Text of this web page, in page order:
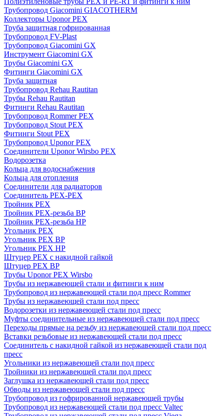
Трубопровод Giacomini GIACOTHERM
Коллекторы Uponor PEX
Труба защитная гофрированная
Трубопровод FV-Plast
Трубопровод Giacomini GX
Инструмент Giacomini GX
Трубы Giacomini GX
Фитинги Giacomini GX
Труба защитная
Трубопровод Rehau Rautitan
Трубы Rehau Rautitan
Фитинги Rehau Rautitan
Трубопровод Rommer PEX
Трубопровод Stout PEX
Фитинги Stout PEX
Трубопровод Uponor PEX
Соединители Uponor Wirsbo PEX
Водорозетка
Кольца для водоснабжения
Кольца для отопления
Соединители для радиаторов
Соединитель PEX-PEX
Тройник PEX
Тройник PEX-резьба ВР
Тройник PEX-резьба НР
Угольник PEX
Угольник PEX ВР
Угольник PEX НР
Штуцер PEX c накидной гайкой
Штуцер PEX ВР
Трубы Uponor PEX Wirsbo
Трубы из нержавеющей стали и фитинги к ним
Трубопровод из нержавеющей стали под пресс Rommer
Трубы из нержавеющей стали под пресс
Водорозетки из нержавеющей стали под пресс
Муфты соединительные из нержавеющей стали под пресс
Переходы прямые на резьбу из нержавеющей стали под пресс
Вставки резьбовые из нержавеющей стали под пресс
Соединитель с накидной гайкой из нержавеющей стали под
пресс
Угольники из нержавеющей стали под пресс
Тройники из нержавеющей стали под пресс
Заглушка из нержавеющей стали под пресс
Обводы из нержавеющей стали под пресс
Трубопровод из гофрированной нержавеющей трубы
Трубопровод из нержавеющей стали под пресс Valtec